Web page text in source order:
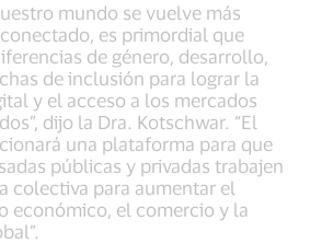
mundo se vuelve más
es primordial que
de género, desarrollo,
de inclusión para lograr la
y el acceso a los mercados
dijo la Dra. Kotschwar. “El
una plataforma para que
públicas y privadas trabajen
colectiva para aumentar el
económico, el comercio y la